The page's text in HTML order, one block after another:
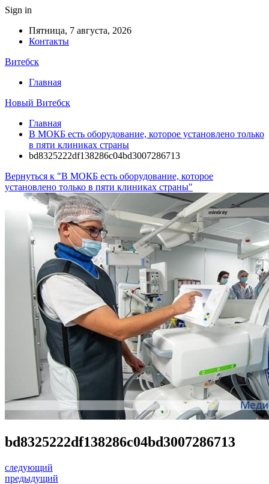
Sign in
Пятница, 7 августа, 2026
Контакты
Витебск
Главная
Новый Витебск
Главная
В МОКБ есть оборудование, которое установлено только
в пяти клиниках страны
bd8325222df138286c04bd3007286713
Вернуться к "В МОКБ есть оборудование, которое
установлено только в пяти клиниках страны"
bd8325222df138286c04bd3007286713
следующий
предыдущий